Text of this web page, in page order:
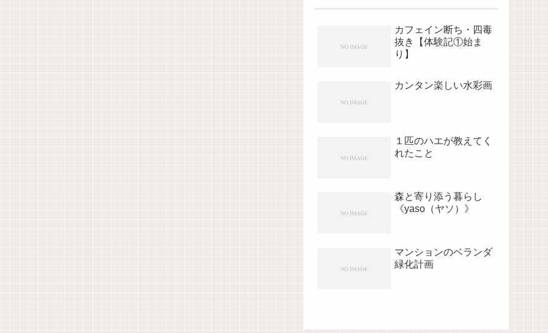
カフェイン断ち・四毒
抜き【体験記①始ま
り】
カンタン楽しい水彩画
１匹のハエが教えてく
れたこと
森と寄り添う暮らし
《yaso（ヤソ）》
マンションのベランダ
緑化計画